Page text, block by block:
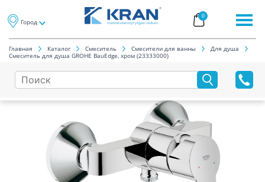
Город
0
Главная Каталог Смеситель Смесители для ванны
Для душа
Смеситель для душа GROHE BauEdge, хром (23333000)